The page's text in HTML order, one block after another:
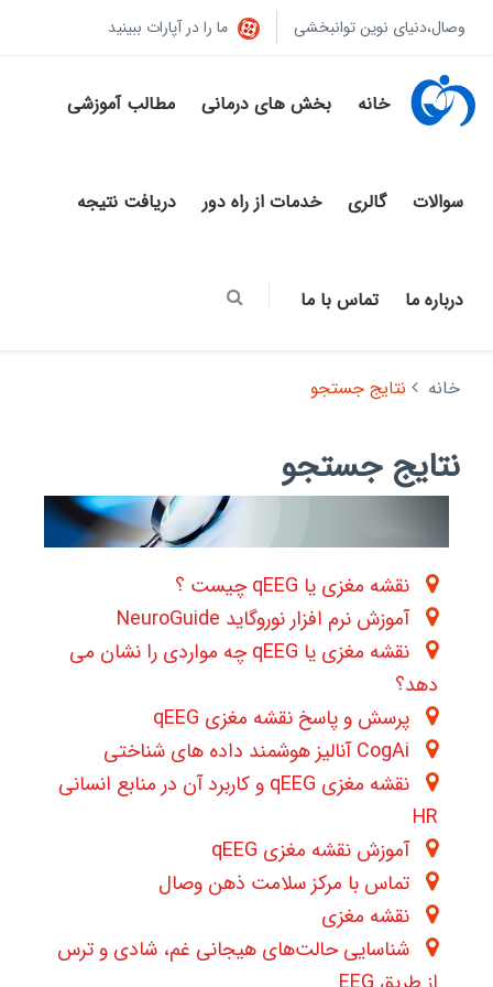
وصال،دنیای نوین توانبخشی ما را در آپارات ببینید
خانه بخش های درمانی مطالب آموزشی
سوالات گالری خدمات از راه دور دریافت نتیجه
درباره ما تماس با ما
خانه نتایج جستجو
نتایج جستجو
نقشه مغزی یا qEEG چیست ؟
آموزش نرم افزار نوروگاید NeuroGuide
نقشه مغزی یا qEEG چه مواردی را نشان می
دهد؟
پرسش و پاسخ نقشه مغزی qEEG
CogAi آنالیز هوشمند داده های شناختی
نقشه مغزی qEEG و کاربرد آن در منابع انسانی
HR
آموزش نقشه مغزی qEEG
تماس با مرکز سلامت ذهن وصال
نقشه مغزی
شناسایی حالت‌های هیجانی غم، شادی و ترس